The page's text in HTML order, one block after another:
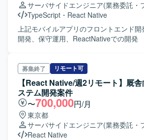
サーバサイドエンジニア(業務委託・
TypeScript ・ React Native
上記モバイルアプリのフロントエンド
開発、保守運用、ReactNativeでの開発
募集終了 リモート可
【React Native/週2リモート】厩
ステム開発案件
〜700,000円/月
東京都
サーバサイドエンジニア(業務委託・
React Native